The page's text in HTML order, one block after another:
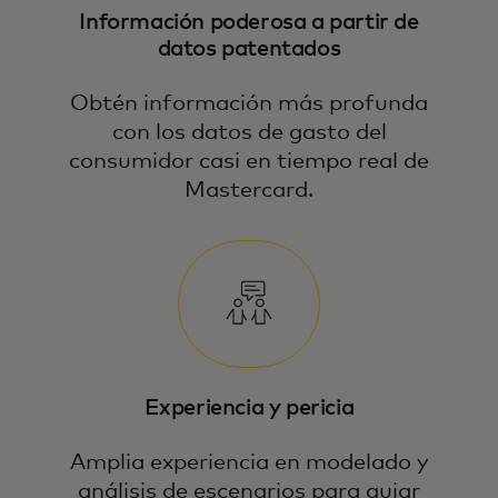
Información poderosa a partir de
datos patentados
Obtén información más profunda
con los datos de gasto del
consumidor casi en tiempo real de
Mastercard.
Experiencia y pericia
Amplia experiencia en modelado y
análisis de escenarios para guiar